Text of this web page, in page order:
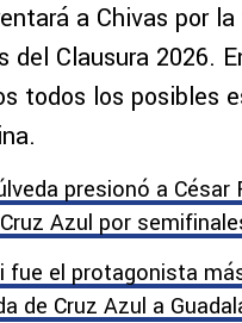
a Chivas por
del Clausura 2026.
todos los posibles
presionó a César
Azul por
fue el protagonista
de Cruz Azul a